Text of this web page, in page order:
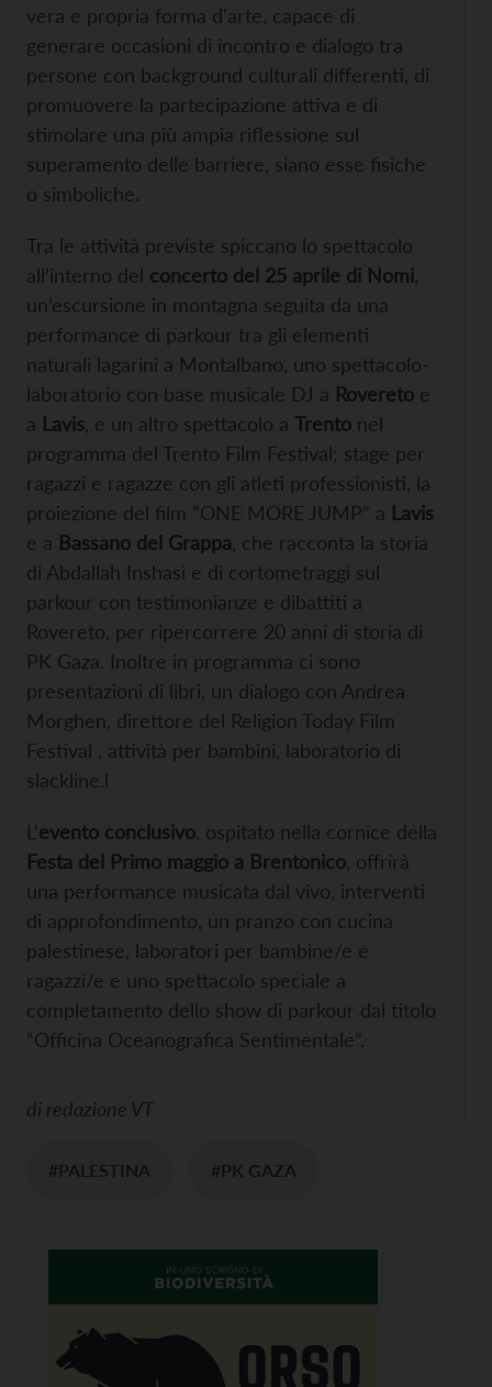
vera e propria forma d’arte, capace di
generare occasioni di incontro e dialogo tra
persone con background culturali differenti, di
promuovere la partecipazione attiva e di
stimolare una più ampia riflessione sul
superamento delle barriere, siano esse fisiche
o simboliche.
Tra le attività previste spiccano lo spettacolo
all’interno del concerto del 25 aprile di Nomi
un’escursione in montagna seguita da una
performance di parkour tra gli elementi
naturali lagarini a Montalbano, uno spettacolo-
laboratorio con base musicale DJ a Rovereto e
a Lavis , e un altro spettacolo a Trento nel
programma del Trento Film Festival; stage per
ragazzi e ragazze con gli atleti professionisti, la
proiezione del film “ONE MORE JUMP” a Lavis
e a Bassano del Grappa , che racconta la storia
di Abdallah Inshasi e di cortometraggi sul
parkour con testimonianze e dibattiti a
Rovereto, per ripercorrere 20 anni di storia di
PK Gaza. Inoltre in programma ci sono
presentazioni di libri, un dialogo con Andrea
Morghen, direttore del Religion Today Film
Festival , attività per bambini, laboratorio di
slackline.l
L’evento conclusivo , ospitato nella cornice della
Festa del Primo maggio a Brentonico , offrirà
una performance musicata dal vivo, interventi
di approfondimento, un pranzo con cucina
palestinese, laboratori per bambine/e e
ragazzi/e e uno spettacolo speciale a
completamento dello show di parkour dal titolo
“Officina Oceanografica Sentimentale”.
di redazione VT
#PALESTINA #PK GAZA